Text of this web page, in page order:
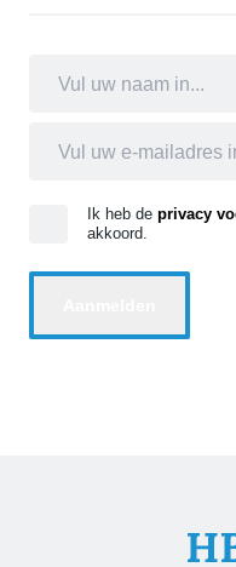
Ik heb de privacy
akkoord.